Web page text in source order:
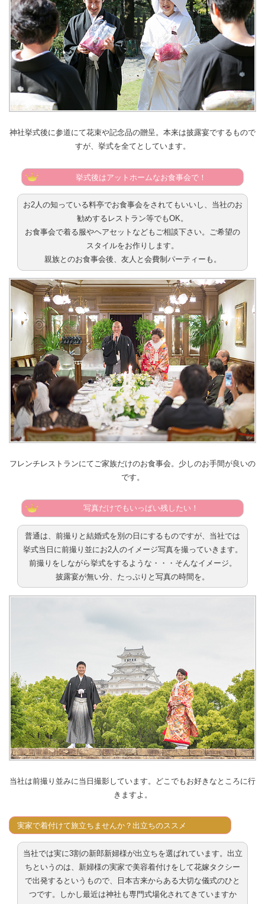
神社挙式後に参道にて花束や記念品の贈呈。本来は披露宴でするもので
すが、挙式を全てとしています。
挙式後はアットホームなお食事会で！
お2人の知っている料亭でお食事会をされてもいいし、当社のお
勧めするレストラン等でもOK。
お食事会で着る服やヘアセットなどもご相談下さい。ご希望の
スタイルをお作りします。
親族とのお食事会後、友人と会費制パーティーも。
フレンチレストランにてご家族だけのお食事会。少しのお手間が良いの
です。
写真だけでもいっぱい残したい！
普通は、前撮りと結婚式を別の日にするものですが、当社では
挙式当日に前撮り並にお2人のイメージ写真を撮っていきます。
前撮りをしながら挙式をするような・・・そんなイメージ。
披露宴が無い分、たっぷりと写真の時間を。
当社は前撮り並みに当日撮影しています。どこでもお好きなところに行
きますよ。
実家で着付けて旅立ちませんか？出立ちのススメ
当社では実に3割の新郎新婦様が出立ちを選ばれています。出立
ちというのは、新婦様の実家で美容着付けをして花嫁タクシー
で出発するというもので、日本古来からある大切な儀式のひと
つです。しかし最近は神社も専門式場化されてきていますか